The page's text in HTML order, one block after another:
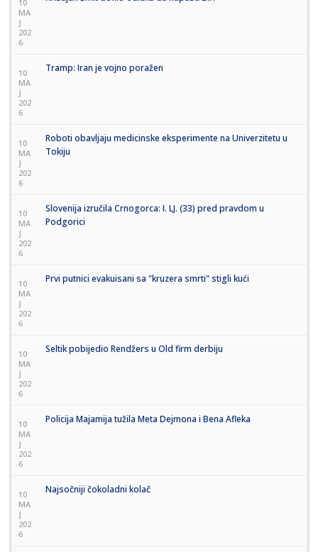
10
MA
J
202
6
10
MA
J
202
6
Tramp: Iran je vojno poražen
10
MA
J
202
6
Roboti obavljaju medicinske eksperimente na Univerzitetu u
Tokiju
10
MA
J
202
6
Slovenija izručila Crnogorca: I. LJ. (33) pred pravdom u
Podgorici
10
MA
J
202
6
Prvi putnici evakuisani sa "kruzera smrti" stigli kući
10
MA
J
202
6
Seltik pobijedio Rendžers u Old firm derbiju
10
MA
J
202
6
Policija Majamija tužila Meta Dejmona i Bena Afleka
10
MA
J
202
6
Najsočniji čokoladni kolač